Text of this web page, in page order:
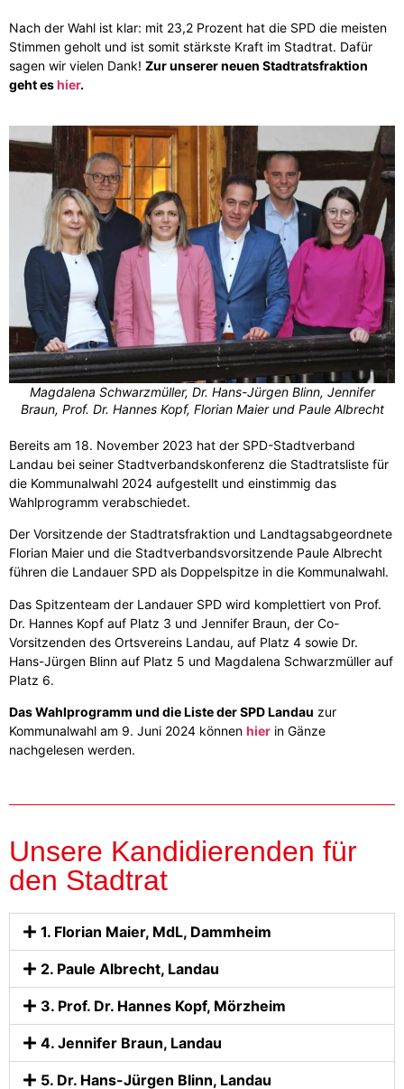
Nach der Wahl ist klar: mit 23,2 Prozent hat die SPD die meisten
Stimmen geholt und ist somit stärkste Kraft im Stadtrat. Dafür
sagen wir vielen Dank! Zur unserer neuen Stadtratsfraktion
geht eshier.
Magdalena Schwarzmüller, Dr. Hans-Jürgen Blinn, Jennifer
Braun, Prof. Dr. Hannes Kopf, Florian Maier und Paule Albrecht
Bereits am 18. November 2023 hat der SPD-Stadtverband
Landau bei seiner Stadtverbandskonferenz die Stadtratsliste für
die Kommunalwahl 2024 aufgestellt und einstimmig das
Wahlprogramm verabschiedet.
Der Vorsitzende der Stadtratsfraktion und Landtagsabgeordnete
Florian Maier und die Stadtverbandsvorsitzende Paule Albrecht
führen die Landauer SPD als Doppelspitze in die Kommunalwahl.
Das Spitzenteam der Landauer SPD wird komplettiert von Prof.
Dr. Hannes Kopf auf Platz 3 und Jennifer Braun, der Co-
Vorsitzenden des Ortsvereins Landau, auf Platz 4 sowie Dr.
Hans-Jürgen Blinn auf Platz 5 und Magdalena Schwarzmüller auf
Platz 6.
Das Wahlprogramm und die Liste der SPD Landau zur
Kommunalwahl am 9. Juni 2024 können hier in Gänze
nachgelesen werden.
Unsere Kandidierenden für
den Stadtrat
1. Florian Maier, MdL, Dammheim
2. Paule Albrecht, Landau
3. Prof. Dr. Hannes Kopf, Mörzheim
4. Jennifer Braun, Landau
5. Dr. Hans-Jürgen Blinn, Landau